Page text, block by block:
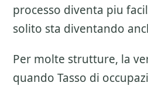
processo diventa piu
solito sta diventando
Per molte strutture, la
quando Tasso di